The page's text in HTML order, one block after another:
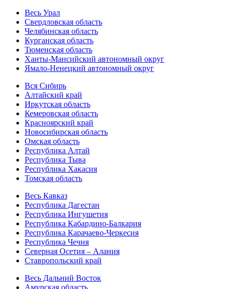
Весь Урал
Свердловская область
Челябинская область
Курганская область
Тюменская область
Ханты-Мансийский автономный округ
Ямало-Ненецкий автономный округ
Вся Сибирь
Алтайский край
Иркутская область
Кемеровская область
Красноярский край
Новосибирская область
Омская область
Республика Алтай
Республика Тыва
Республика Хакасия
Томская область
Весь Кавказ
Республика Дагестан
Республика Ингушетия
Республика Кабардино-Балкария
Республика Карачаево-Черкесия
Республика Чечня
Северная Осетия – Алания
Ставропольский край
Весь Дальний Восток
Амурская область